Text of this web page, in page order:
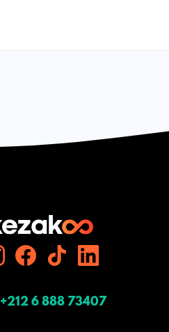
+212 6 888 73407